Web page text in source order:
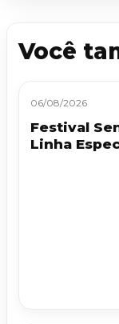
Você
06/08/2026
Festival
Linha